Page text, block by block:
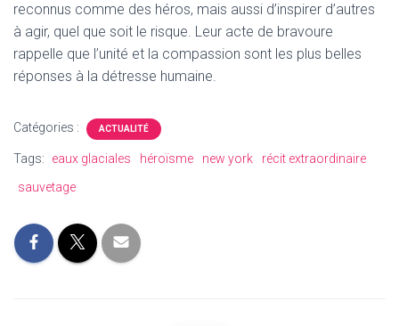
reconnus comme des héros, mais aussi d’inspirer d’autres
à agir, quel que soit le risque. Leur acte de bravoure
rappelle que l’unité et la compassion sont les plus belles
réponses à la détresse humaine.
Catégories : ACTUALITÉ
Tags: eaux glaciales héroïsme new york
récit extraordinaire
sauvetage